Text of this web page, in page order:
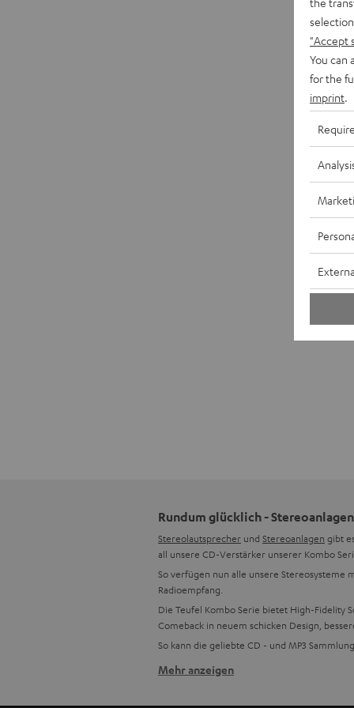
Rundum glücklich -
Stereolautsprecher und Stereoanlagen gibt
all unsere CD-Verstärker unserer Kombo
So verfügen nun alle unsere Stereosysteme
Radioempfang.
Die Teufel Kombo Serie bietet High-Fidelity
Comeback in neuem schicken Design,
So kann die geliebte CD - und MP3
Mehr Funktionen, besserer Sound
Mehr anzeigen
"Accept
You can
for the
imprint.